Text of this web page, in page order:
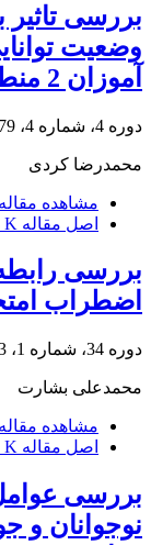
بررسی
وضعیت
آموزان 2 منطقه شهر تهران
دوره 4، شماره 4، 1379
محمدرضا کردی
مشاهده مقاله
اصل مقاله K
بررسی
اضطراب
دوره 34، شماره 1، 1383
محمدعلی بشارت
مشاهده مقاله
اصل مقاله K
بررسی
نوجوانان و